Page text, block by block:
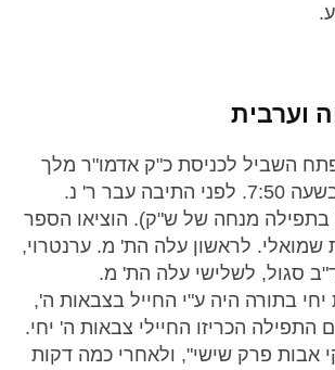
וערבית
השביל לכניסת כ"ק אדמו"ר מלך
המשיח שליט"א בשעה 7:50. לפני התיבה עבר ר' נ.
בתפילה מנחה של ש"ק). הוציאו הספר
לראשון עלה הת' מ. ערנטרוי,
סגול, לשלישי עלה הת' מ.
יחי בתורה היה ע"י החייל בצבאות ה',
התפילה הכריזו החיילי צבאות ה' יחי.
אבות פרק שישי", ולאחרי כמה דקות